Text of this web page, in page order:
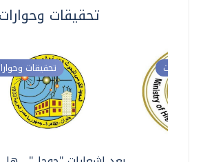
تحقيقات وحوارات
تحقيقات وحوارات